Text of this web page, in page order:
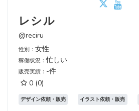
レシル
@reciru
性別： 女性
稼働状況：忙しい
販売実績： -件
0 (0)
デザイン依頼・販売 イラスト依頼・販売